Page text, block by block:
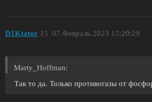
D1Ktator 07.Февраль.2023 15:20:29
15
Marty_Hoffman:
Так то да. Только противогазы от